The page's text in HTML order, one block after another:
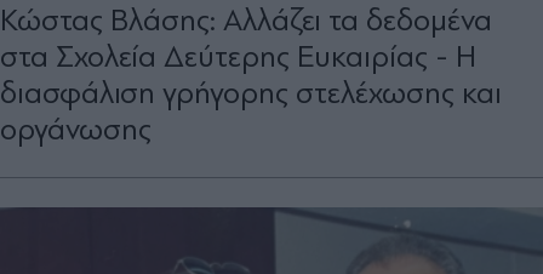
Κώστας Βλάσης: Αλλάζει τα δεδομένα
στα Σχολεία Δεύτερης Ευκαιρίας - Η
διασφάλιση γρήγορης στελέχωσης και
οργάνωσης